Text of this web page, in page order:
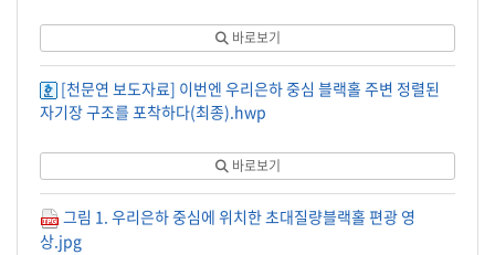
바로보기
[천문연 보도자료] 이번엔 우리은하 중심 블랙홀 주변 정렬된
자기장 구조를 포착하다(최종).hwp
바로보기
그림 1. 우리은하 중심에 위치한 초대질량블랙홀 편광 영
상.jpg